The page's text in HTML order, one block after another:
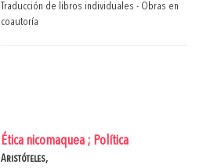
Traducción de libros individuales - Obras en
coautoría
Ética nicomaquea ; Política
Aristóteles,